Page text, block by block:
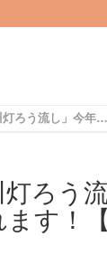
【夏の風物詩】「高瀬川灯ろう流し」今年も元・立誠小学校周辺で開催されます！【高瀬川夏まつり】8/17,18
灯ろう
す！